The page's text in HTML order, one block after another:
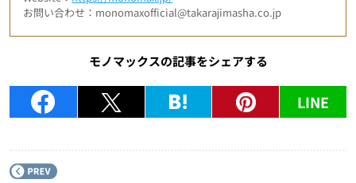
お問い合わせ：monomaxofficial@takarajimasha.co.jp
モノマックスの記事をシェアする
LINE